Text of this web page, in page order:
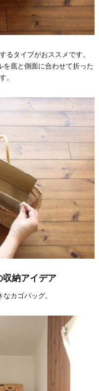
るタイプがおススメです。
底と側面に合わせて折った
。
収納アイデア
カゴバッグ。